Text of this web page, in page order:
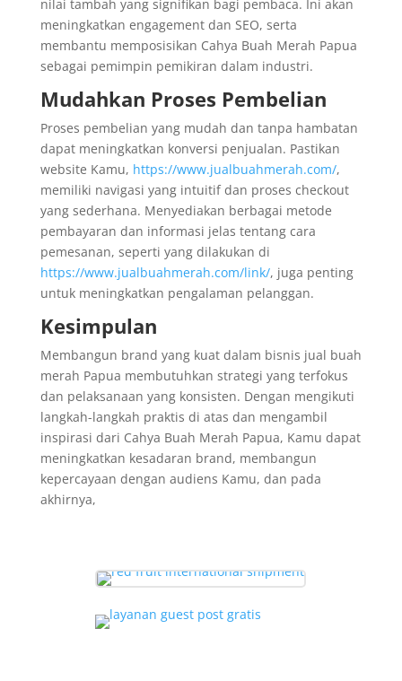
nilai tambah yang signifikan bagi pembaca. Ini akan
meningkatkan engagement dan SEO, serta
membantu memposisikan Cahya Buah Merah Papua
sebagai pemimpin pemikiran dalam industri.
Mudahkan Proses Pembelian
Proses pembelian yang mudah dan tanpa hambatan
dapat meningkatkan konversi penjualan. Pastikan
website Kamu, https://www.jualbuahmerah.com/,
memiliki navigasi yang intuitif dan proses checkout
yang sederhana. Menyediakan berbagai metode
pembayaran dan informasi jelas tentang cara
pemesanan, seperti yang dilakukan di
https://www.jualbuahmerah.com/link/, juga penting
untuk meningkatkan pengalaman pelanggan.
Kesimpulan
Membangun brand yang kuat dalam bisnis jual buah
merah Papua membutuhkan strategi yang terfokus
dan pelaksanaan yang konsisten. Dengan mengikuti
langkah-langkah praktis di atas dan mengambil
inspirasi dari Cahya Buah Merah Papua, Kamu dapat
meningkatkan kesadaran brand, membangun
kepercayaan dengan audiens Kamu, dan pada
akhirnya,